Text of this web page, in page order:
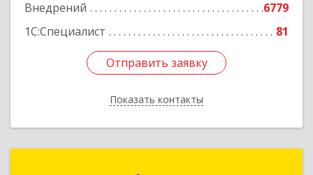
Внедрений
6779
1С:Специалист
81
Отправить заявку
Показать контакты
Отправить заявку
Назад
Компания Информ Сервис